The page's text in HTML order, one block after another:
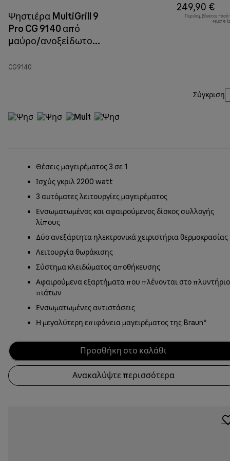
Ψηστιέρα MultiGrill 9
Pro CG 9140 από
μαύρο/ανοξείδωτο
CG9140
249,90 €
Περιλαμβάνεται
48,37 €
Σύγκριση
Θέσεις μαγειρέματος 3 σε 1
Ισχύς γκριλ 2200 watt
3 αυτόματες λειτουργίες μαγειρέματος
Ενσωματωμένος και αφαιρούμενος δίσκος συλλογής
λίπους
Δύο ανεξάρτητα ηλεκτρονικά χειριστήρια θερμοκρασίας
Λειτουργία θωράκισης
Σύστημα κλειδώματος αποθήκευσης
Αφαιρούμενα εξαρτήματα που πλένονται στο πλυντήριο
πιάτων
Ενσωματωμένες αντιστάσεις
Η μεγαλύτερη επιφάνεια μαγειρέματος της Braun*
Προσθήκη στο καλάθι
Ανακαλύψτε περισσότερα